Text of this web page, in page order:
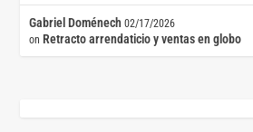
Gabriel Doménech 02/17/2026
on Retracto arrendaticio y ventas en globo